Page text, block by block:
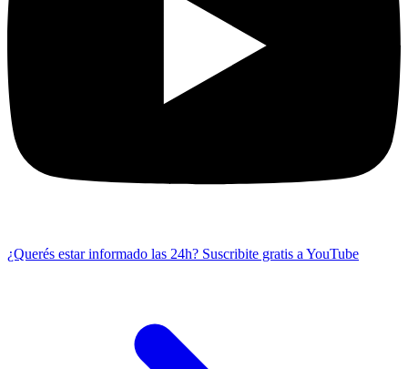
¿Querés estar informado las 24h? Suscribite gratis a YouTube